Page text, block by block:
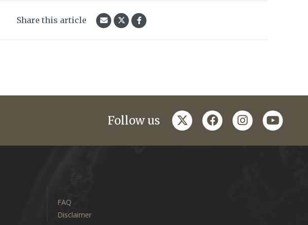
Share this article
Follow us twitterfacebookinstagram
FAQ
Disclaimer